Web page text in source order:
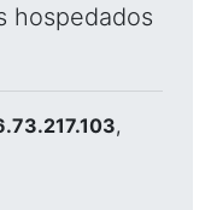
hospedados
,